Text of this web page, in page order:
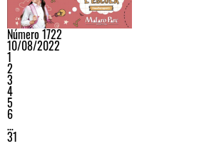
Número 1722
10/08/2022
1
2
3
4
5
6
…
31